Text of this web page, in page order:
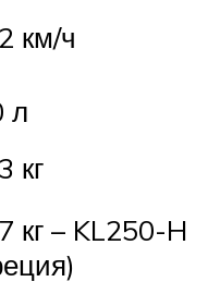
км/ч
л
кг
кг – KL250-H